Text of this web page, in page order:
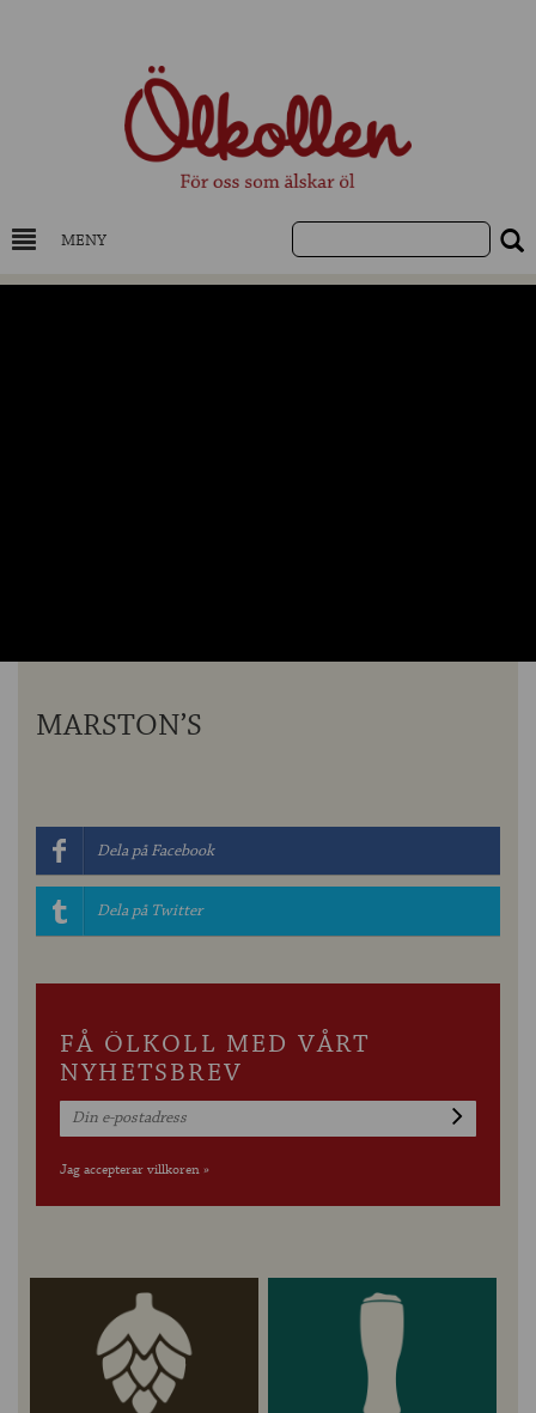
MENY
MARSTON’S
Dela på Facebook
Dela på Twitter
FÅ ÖLKOLL MED VÅRT
NYHETSBREV
Jag accepterar villkoren »